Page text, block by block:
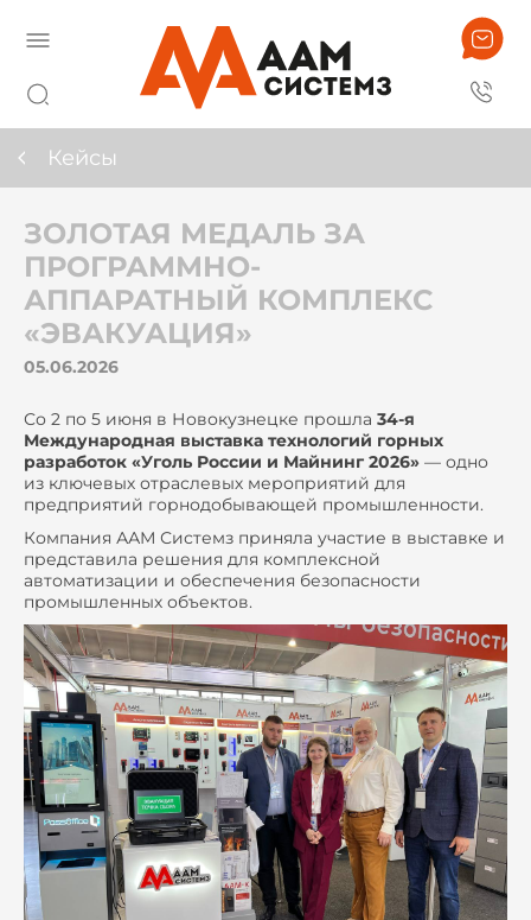
Кейсы
ЗОЛОТАЯ МЕДАЛЬ ЗА
ПРОГРАММНО-
АППАРАТНЫЙ КОМПЛЕКС
«ЭВАКУАЦИЯ»
05.06.2026
Со 2 по 5 июня в Новокузнецке прошла 34-я
Международная выставка технологий горных
разработок «Уголь России и Майнинг 2026» — одно
из ключевых отраслевых мероприятий для
предприятий горнодобывающей промышленности.
Компания ААМ Системз приняла участие в выставке и
представила решения для комплексной
автоматизации и обеспечения безопасности
промышленных объектов.